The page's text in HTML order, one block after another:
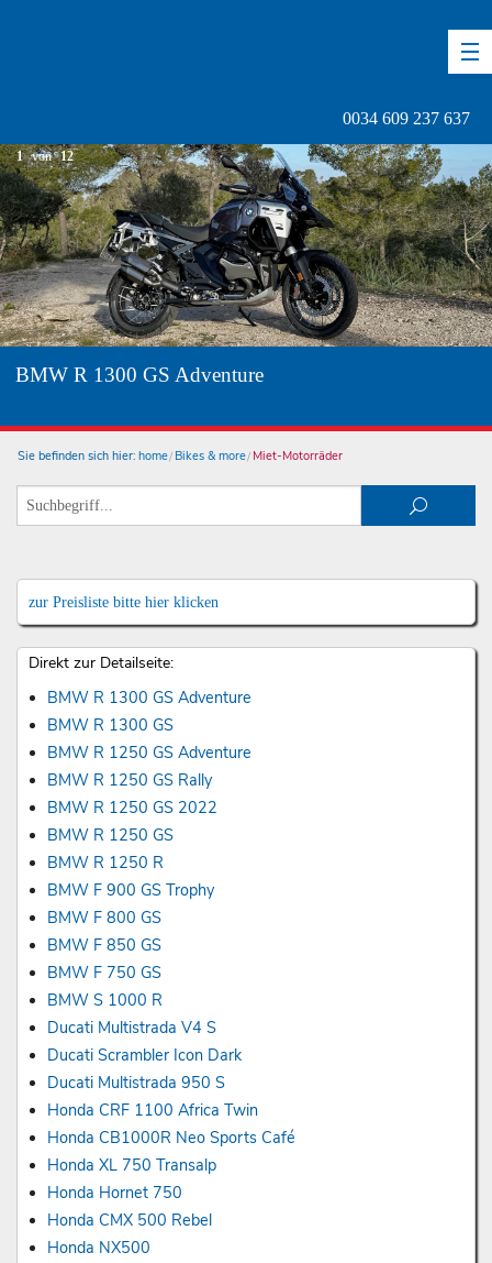
0034 609 237 637
BMW R 1300 GS Adventure
1 von 12
Sie befinden sich hier: home Bikes & more Miet-Motorräder
zur Preisliste bitte hier klicken
Direkt zur Detailseite:
BMW R 1300 GS Adventure
BMW R 1300 GS
BMW R 1250 GS Adventure
BMW R 1250 GS Rally
BMW R 1250 GS 2022
BMW R 1250 GS
BMW R 1250 R
BMW F 900 GS Trophy
BMW F 800 GS
BMW F 850 GS
BMW F 750 GS
BMW S 1000 R
Ducati Multistrada V4 S
Ducati Scrambler Icon Dark
Ducati Multistrada 950 S
Honda CRF 1100 Africa Twin
Honda CB1000R Neo Sports Café
Honda XL 750 Transalp
Honda Hornet 750
Honda CMX 500 Rebel
Honda NX500